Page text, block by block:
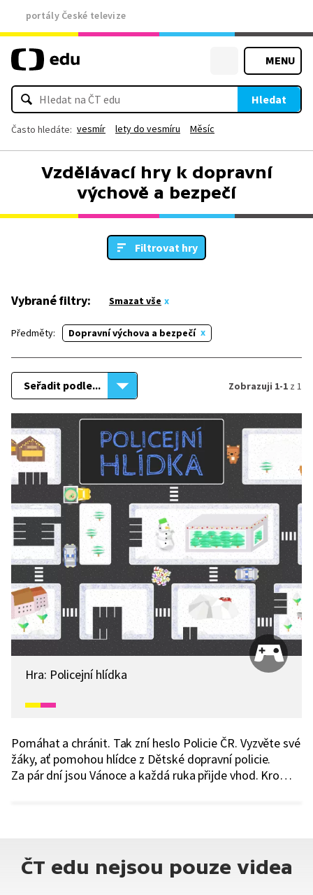
portály České televize
MENU
Hledat
Často hledáte: vesmír lety do vesmíru Měsíc
Vzdělávací hry k dopravní
výchově a bezpečí
Filtrovat hry
Vybrané filtry: Smazat vše
Předměty: Dopravní výchova a bezpečí
Seřadit podle... Zobrazuji 1-1 z 1
Hra: Policejní hlídka
Pomáhat a chránit. Tak zní heslo Policie ČR. Vyzvěte své
žáky, ať pomohou hlídce z Dětské dopravní policie.
Za pár dní jsou Vánoce a každá ruka přijde vhod. Kromě
ČT edu nejsou pouze videa